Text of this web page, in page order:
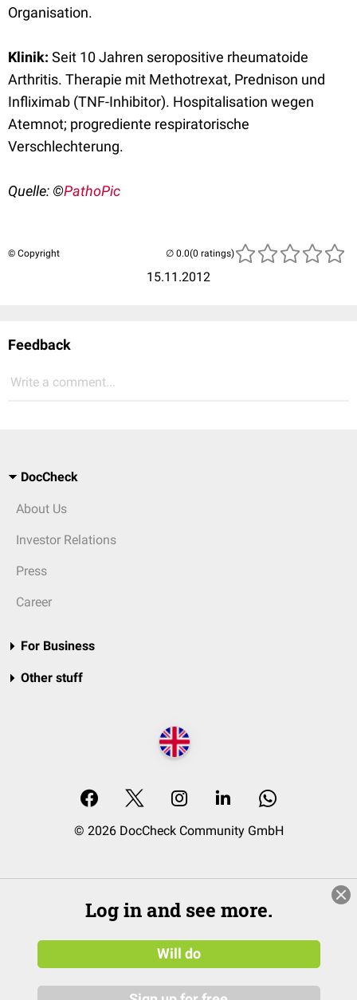
Organisation.
Klinik: Seit 10 Jahren seropositive rheumatoide
Arthritis. Therapie mit Methotrexat, Prednison und
Infliximab (TNF-Inhibitor). Hospitalisation wegen
Atemnot; progrediente respiratorische
Verschlechterung.
Quelle: ©PathoPic
© Copyright
15.11.2012
(0 ratings)
Feedback
Write a comment...
DocCheck
About Us
Investor Relations
Press
Career
For Business
Other stuff
© 2026 DocCheck Community GmbH
Log in and see more.
Will do